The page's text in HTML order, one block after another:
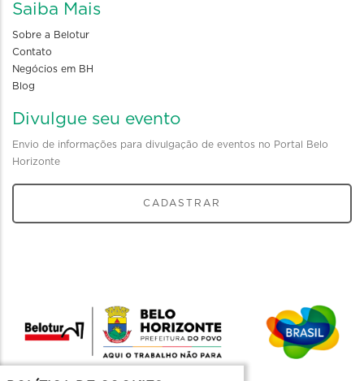
Saiba Mais
Sobre a Belotur
Contato
Negócios em BH
Blog
Divulgue seu evento
Envio de informações para divulgação de eventos no Portal Belo
Horizonte
CADASTRAR